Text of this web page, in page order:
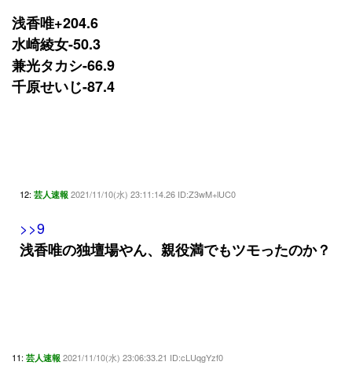
浅香唯+204.6
水崎綾女-50.3
兼光タカシ-66.9
千原せいじ-87.4
12: 芸人速報 2021/11/10(水) 23:11:14.26 ID:Z3wM+lUC0
>>9
浅香唯の独壇場やん、親役満でもツモったのか？
11: 芸人速報 2021/11/10(水) 23:06:33.21 ID:cLUqgYzf0